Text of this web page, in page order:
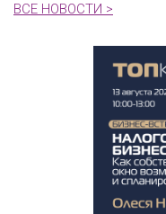
ВСЕ НОВОСТИ >